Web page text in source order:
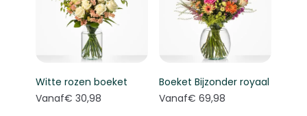
Witte rozen boeket
Vanaf€ 30,98
Boeket Bijzonder royaal
Vanaf€ 69,98